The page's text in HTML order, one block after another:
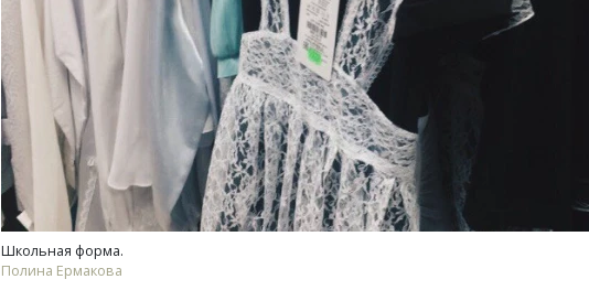
Школьная форма.
Полина Ермакова
Архитектурный код начинается с
земли. Мощение крупноформатными
плитами становится новым
стандартом благоустройства
СТРОИТЕЛЬСТВО
Смелость архитектурных
Генеральный директор
ЗИАС — об эстетике
трендах в фасадах и